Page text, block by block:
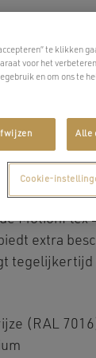
400
MotionFlex
extra
(RAL
te klikken
voor het
en om ons te
Alle
Cookie-